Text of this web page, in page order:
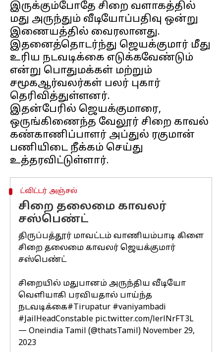
இருக்கும்போதே சிறை வளாகத்தில்
மது அருந்தும் வீடியோப்பதிவு ஒன்று
இணையத்தில் வைரலானது.
இதனைத்தொடர்ந்து ஜெயக்குமார் மீது
உரிய நடவடிக்கை எடுக்கவேண்டும்
என்று பொதுமக்கள் மற்றும்
சமூகஆர்வலர்கள் பலர் புகார்
தெரிவித்துள்ளனர்.
இதன்பேரில் ஜெயக்குமாரை,
ஒருங்கிணைந்த வேலூர் சிறை காவல்
கண்காணிப்பாளர் அப்துல் ரகுமான்
பணியிடை நீக்கம் செய்து
ட்விட்டர் அஞ்சல்
சிறை தலைமை காவலர்
சஸ்பெண்ட்
திருப்பத்தூர் மாவட்டம் வாணியம்பாடி கிளை
சிறை தலைமை காவலர் ஜெயக்குமார்
சஸ்பெண்ட்
சிறையில் மதுபானம் அருந்திய வீடியோ
வெளியாகி பரவியதால் பாய்ந்த
நடவடிக்கை#Tirupatur #vaniyambadi
#JailHeadConstable pic.twitter.com/lerlNrFT3L
— Oneindia Tamil (@thatsTamil) November 29,
2023